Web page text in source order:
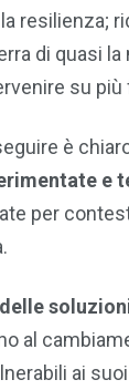
resilienza;
di quasi
su più
è
e
per
al
ai